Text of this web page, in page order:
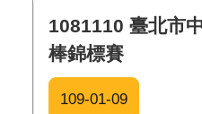
1081110 臺北市
棒錦標賽
109-01-09